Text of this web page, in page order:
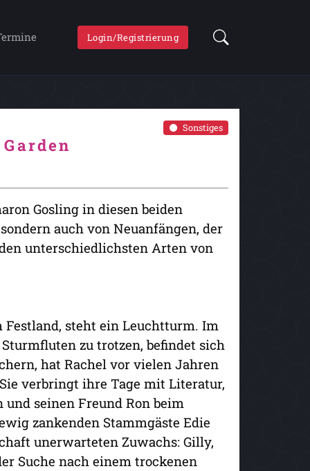
Login/Registrierung
Sonstiges
Gosling in diesen beiden
auch von Neuanfängen, der
unterschiedlichsten Arten von
steht ein Leuchtturm. Im
zu trotzen, befindet sich
hat Rachel vor vielen Jahren
verbringt ihre Tage mit Literatur,
und seinen Freund Ron beim
zankenden Stammgäste Edie
unerwarteten Zuwachs: Gilly,
Suche nach einem trockenen